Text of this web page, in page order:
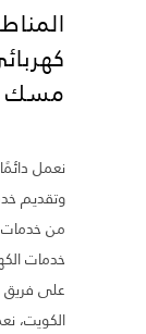
مسك
نعمل
وتقديم
من
خدمات
على
الكويت،